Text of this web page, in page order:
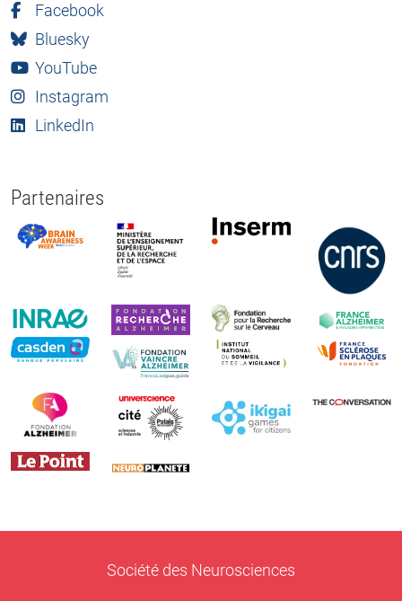
Facebook
Bluesky
YouTube
Instagram
LinkedIn
Partenaires
Société des Neurosciences